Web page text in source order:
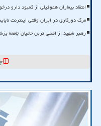
انتقاد بیماران هموفیلی از کمبود دارو
مرگ دورکاری در ایران وقتی اینترنت
رهبر شهید از اصلی ترین حامیان جامعه